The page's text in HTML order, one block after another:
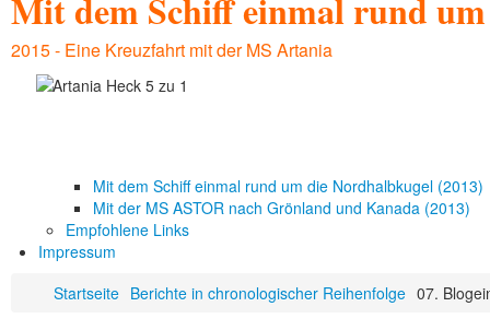
Mit dem Schiff einmal rund
2015 - Eine Kreuzfahrt mit der MS Artania
Mit dem Schiff einmal rund um die Nordhalbkugel (2013)
Mit der MS ASTOR nach Grönland und Kanada (2013)
Empfohlene Links
Impressum
Startseite Berichte in chronologischer Reihenfolge 07.